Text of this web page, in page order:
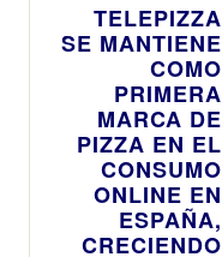
TELEPIZZA
SE MANTIENE
COMO
PRIMERA
MARCA DE
PIZZA EN EL
CONSUMO
ONLINE EN
ESPAÑA,
CRECIENDO